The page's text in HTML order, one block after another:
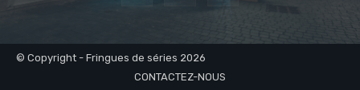
© Copyright - Fringues de séries 2026
CONTACTEZ-NOUS